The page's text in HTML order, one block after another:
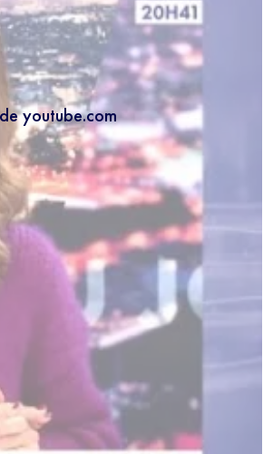
youtube.com